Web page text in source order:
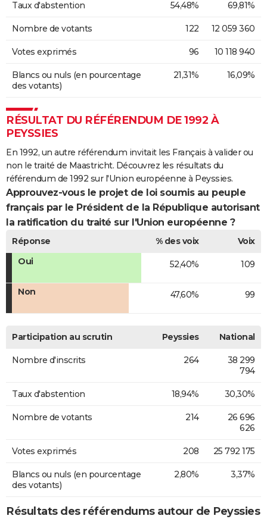
Taux d'abstention 54,48% 69,81%
Nombre de votants 122 12 059 360
Votes exprimés 96 10 118 940
Blancs ou nuls (en pourcentage
des votants)
21,31% 16,09%
RÉSULTAT DU RÉFÉRENDUM DE 1992 À
PEYSSIES
En 1992, un autre référendum invitait les Français à valider ou
non le traité de Maastricht. Découvrez les résultats du
référendum de 1992 sur l'Union européenne à Peyssies.
Approuvez-vous le projet de loi soumis au peuple
français par le Président de la République autorisant
la ratification du traité sur l'Union européenne ?
Réponse % des voix
Voix
Oui
52,40% 109
Non 47,60% 99
Participation au scrutin Peyssies National
Nombre d'inscrits 264
38 299
794
Taux d'abstention 18,94% 30,30%
Nombre de votants 214
26 696
626
Votes exprimés 208 25 792 175
Blancs ou nuls (en pourcentage
des votants)
2,80% 3,37%
Résultats des référendums autour de Peyssies